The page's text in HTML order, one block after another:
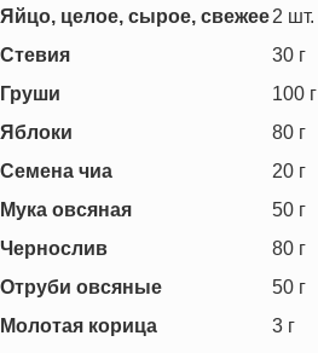
Яйцо, целое, сырое, свежее2 шт.
Стевия
30 г
Груши
100 г
Яблоки
80 г
Семена чиа
20 г
Мука овсяная
50 г
Чернослив
80 г
Отруби овсяные
50 г
Молотая корица
3 г